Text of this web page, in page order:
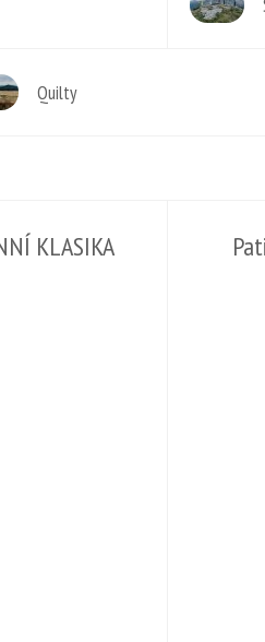
Quilty
KLASIKA